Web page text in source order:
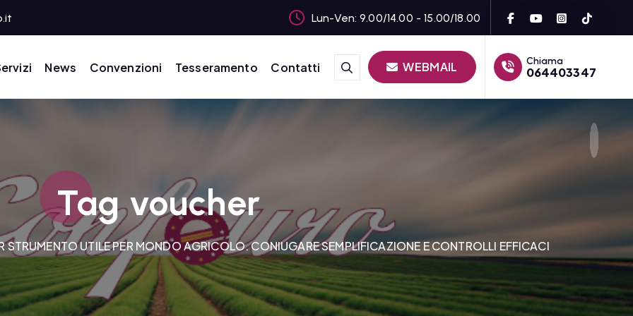
Lun-Ven: 9.00/14.00 - 15.00/18.00
News Convenzioni Tesseramento Contatti WEBMAIL Chiama
064403347
Tag voucher
UTILE PER MONDO AGRICOLO. CONIUGARE SEMPLIFICAZIONE E CONTROLLI EFFICACI